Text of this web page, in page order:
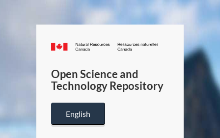
Canada.ca
/
Canada
Open Science and
Technology Repository
English